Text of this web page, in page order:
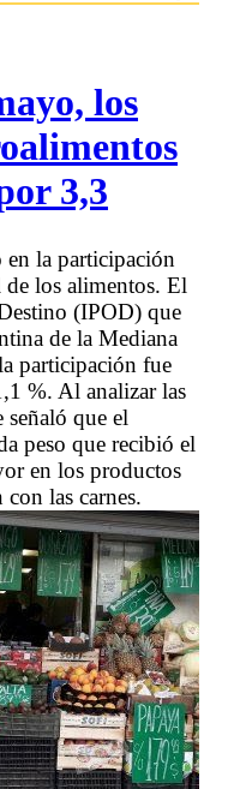
los
3,3
la participación
los alimentos. El
(IPOD) que
de la Mediana
participación fue
%. Al analizar las
señaló que el
peso que recibió el
en los productos
las carnes.